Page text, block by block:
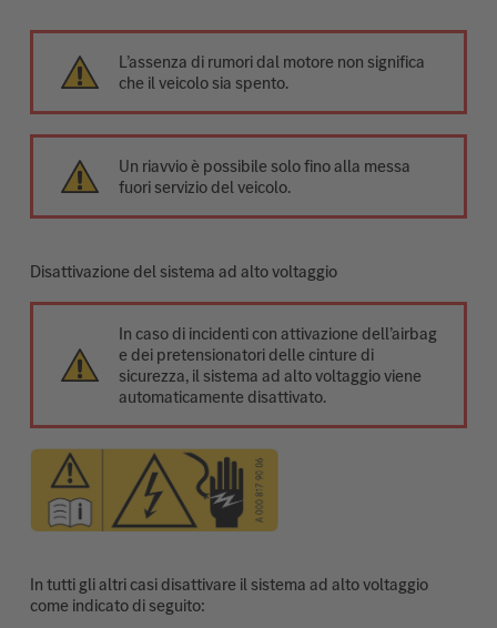
L’assenza di rumori dal motore non significa
che il veicolo sia spento.
Un riavvio è possibile solo fino alla messa
fuori servizio del veicolo.
Disattivazione del sistema ad alto voltaggio
In caso di incidenti con attivazione dell’airbag
e dei pretensionatori delle cinture di
sicurezza, il sistema ad alto voltaggio viene
automaticamente disattivato.
In tutti gli altri casi disattivare il sistema ad alto voltaggio
come indicato di seguito: